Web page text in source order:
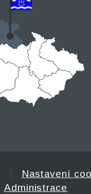
Nastavení
Administrace